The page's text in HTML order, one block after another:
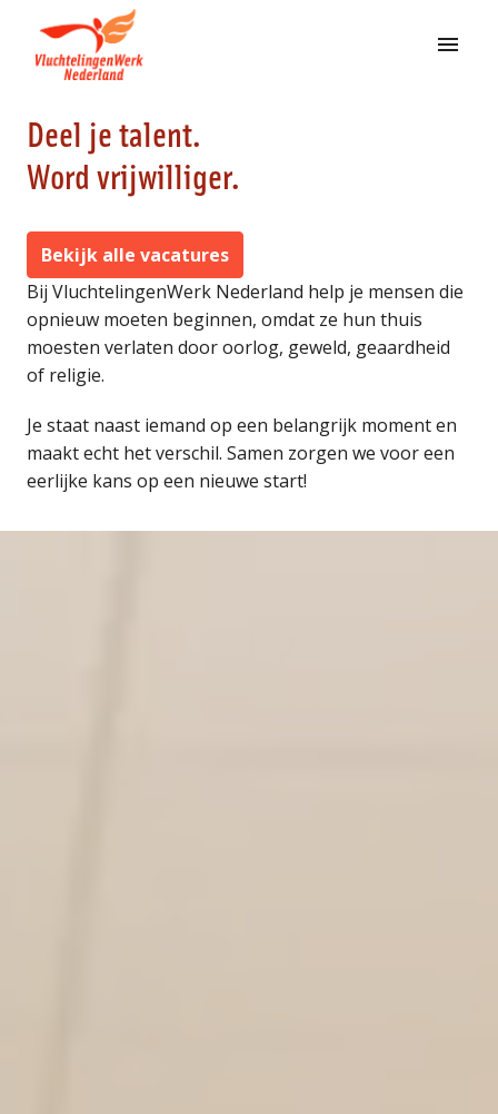
contentHomepagina
Deel je talent.
Word vrijwilliger.
Bekijk alle vacatures
Bij VluchtelingenWerk Nederland help je mensen die
opnieuw moeten beginnen, omdat ze hun thuis
moesten verlaten door oorlog, geweld, geaardheid
of religie.
Je staat naast iemand op een belangrijk moment en
maakt echt het verschil. Samen zorgen we voor een
eerlijke kans op een nieuwe start!